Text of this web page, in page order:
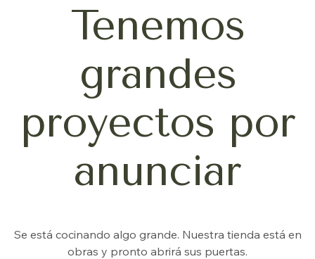
Tenemos
grandes
proyectos por
anunciar
Se está cocinando algo grande. Nuestra tienda está en
obras y pronto abrirá sus puertas.